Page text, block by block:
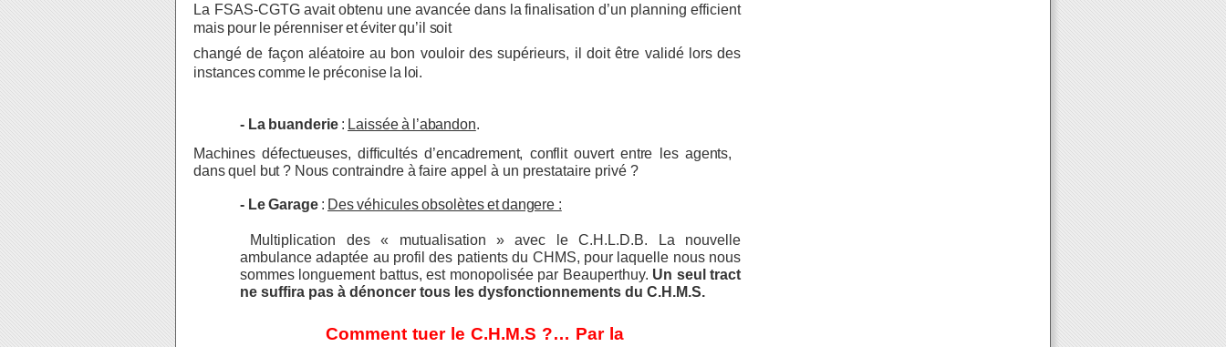
La FSAS-CGTG avait obtenu une avancée dans la finalisation d’un planning efficient
mais pour le pérenniseretéviterqu’il soit
changé de façon aléatoire au bon vouloir des supérieurs, il doit être validé lors des
instancescomme le préconise la loi.
- La buanderie : Laisséeà l’abandon.
Machines défectueuses, difficultés d’encadrement, conflit ouvert entre les agents,
dans quel but ? Nous contraindre àfaire appel à un prestataire privé ?
- LeGarage : Desvéhiculesobsolètesetdangere :
Multiplication des « mutualisation » avec le C.H.L.D.B. La nouvelle
ambulance adaptée au profil des patients du CHMS, pour laquelle nous nous
sommes longuement battus, est monopolisée par Beauperthuy. Un seul tract
ne suffira pas à dénoncer tous les dysfonctionnements du C.H.M.S.
Comment tuer le C.H.M.S ?… Par la